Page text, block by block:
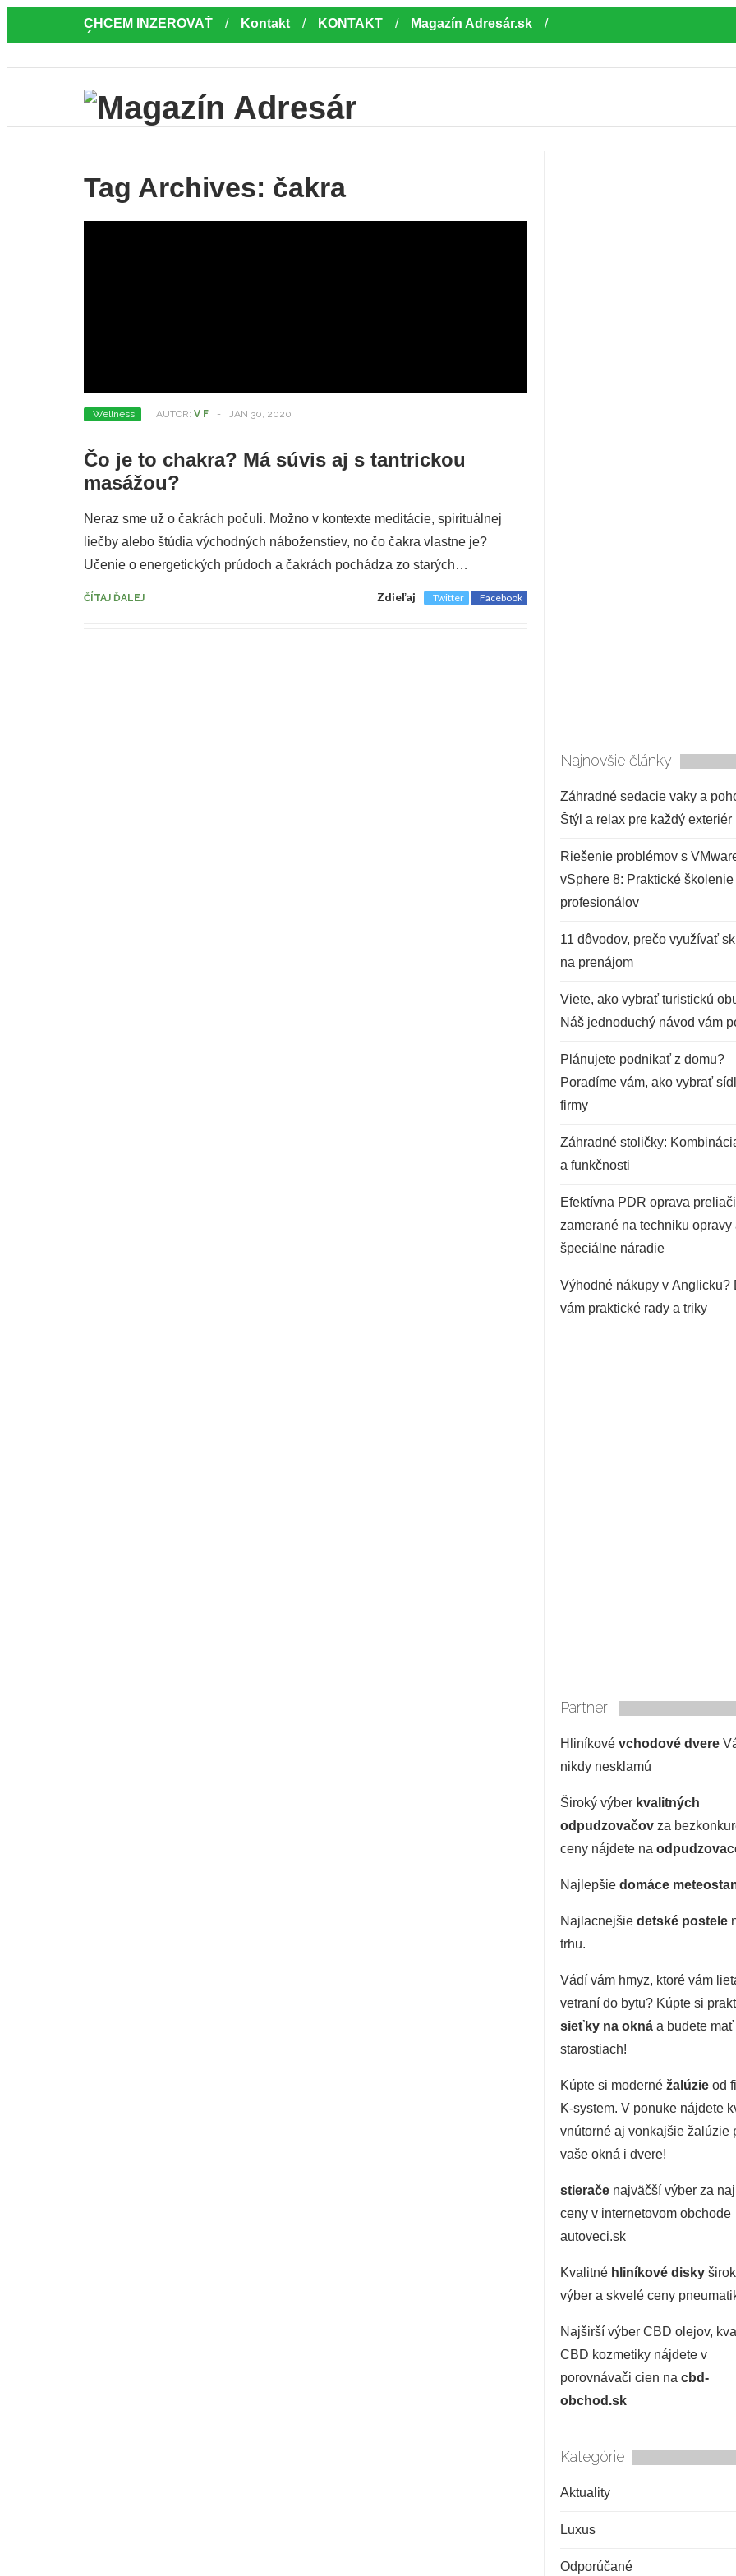
CHCEM INZEROVAŤ Kontakt KONTAKT
Magazín Adresár.sk
Tag Archives: čakra
Wellness AUTOR: V F - JAN 30, 2020
Čo je to chakra? Má súvis aj s tantrickou
masážou?
Neraz sme už o čakrách počuli. Možno v kontexte meditácie, spirituálnej
liečby alebo štúdia východných náboženstiev, no čo čakra vlastne je?
Učenie o energetických prúdoch a čakrách pochádza zo starých…
ČÍTAJ ĎALEJ Zdieľaj Twitter Facebook
Najnovšie články
Záhradné sedacie vaky a
Štýl a relax pre každý exteriér
Riešenie problémov s
vSphere 8: Praktické školenie
profesionálov
11 dôvodov, prečo využívať
na prenájom
Viete, ako vybrať turistickú
Náš jednoduchý návod vám
Plánujete podnikať z domu?
Poradíme vám, ako vybrať
firmy
Záhradné stoličky:
a funkčnosti
Efektívna PDR oprava
zamerané na techniku opravy
špeciálne náradie
Výhodné nákupy v Anglicku?
vám praktické rady a triky
Partneri
Hliníkové vchodové dvere
nikdy nesklamú
Široký výber kvalitných
odpudzovačov za
ceny nájdete na
Najlepšie domáce
Najlacnejšie detské postele
trhu.
Vádí vám hmyz, ktoré vám
vetraní do bytu? Kúpte si
sieťky na okná a budete mať
starostiach!
Kúpte si moderné žalúzie od
K-system. V ponuke nájdete
vnútorné aj vonkajšie žalúzie
vaše okná i dvere!
stierače najväčší výber za
ceny v internetovom obchode
autoveci.sk
Kvalitné hliníkové disky
výber a skvelé ceny
Najširší výber CBD olejov,
CBD kozmetiky nájdete v
porovnávači cien na cbd-
obchod.sk
Kategórie
Aktuality
Luxus
Odporúčané